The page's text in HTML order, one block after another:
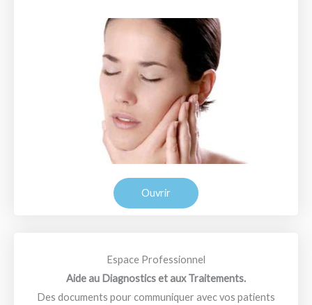
Ouvrir
Espace Professionnel
Aide au Diagnostics et aux Traitements.
Des documents pour communiquer avec vos patients